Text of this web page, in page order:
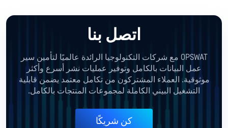
اتصل بنا
OPSWAT مع شركات التكنولوجيا الرائدة عالميًا لتأمين سير
عمل البيانات بالكامل وتوفير عمليات نشر أسرع وأكثر
موثوقية. العملاء المشتركون من تكامل معتمد يضمن قابلية
التشغيل البيني الكاملة لمجموعات المنتجات بالكامل.
كن شريكًا